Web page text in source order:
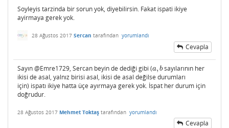
Soyleyis tarzinda bir sorun yok, diyebilirsin. Fakat ispati ikiye
ayirmaya gerek yok.
28 Ağustos 2017 Sercan tarafından yorumlandı
Cevapla
Sayın @Emre1729, Sercan beyin de dediği gibi (a, b
a,bsayılarının her
ikisi de asal, yalnız birisi asal, ikisi de asal değilse durumları
için) ispatı ikiye hatta üçe ayırmaya gerek yok. İspat her durum için
doğrudur.
28 Ağustos 2017 Mehmet Toktaş tarafından yorumlandı
Cevapla